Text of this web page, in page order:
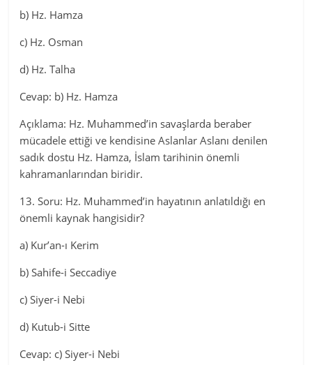
b) Hz. Hamza
c) Hz. Osman
d) Hz. Talha
Cevap: b) Hz. Hamza
Açıklama: Hz. Muhammed’in savaşlarda beraber
mücadele ettiği ve kendisine Aslanlar Aslanı denilen
sadık dostu Hz. Hamza, İslam tarihinin önemli
kahramanlarından biridir.
13. Soru: Hz. Muhammed’in hayatının anlatıldığı en
önemli kaynak hangisidir?
a) Kur’an-ı Kerim
b) Sahife-i Seccadiye
c) Siyer-i Nebi
d) Kutub-i Sitte
Cevap: c) Siyer-i Nebi